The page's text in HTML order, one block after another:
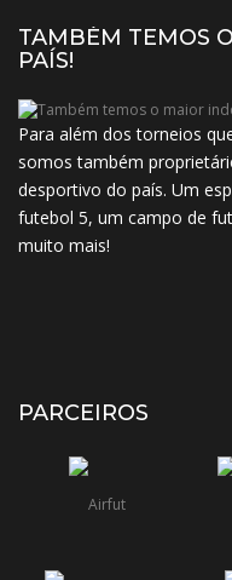
TAMBÉM TEMOS
PAÍS!
Para além dos torneios
somos também
desportivo do país. Um
futebol 5, um campo de
muito mais!
PARCEIROS